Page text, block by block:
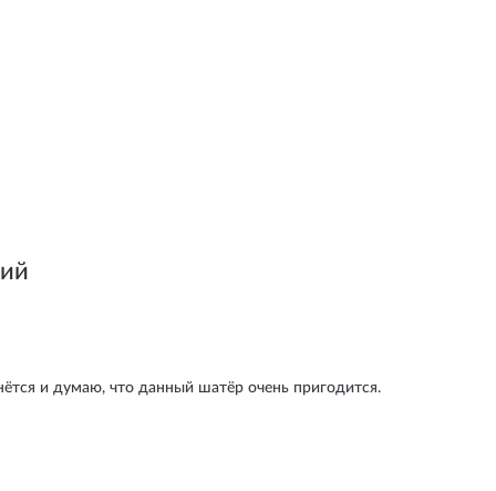
и думаю, что данный шатёр очень пригодится.